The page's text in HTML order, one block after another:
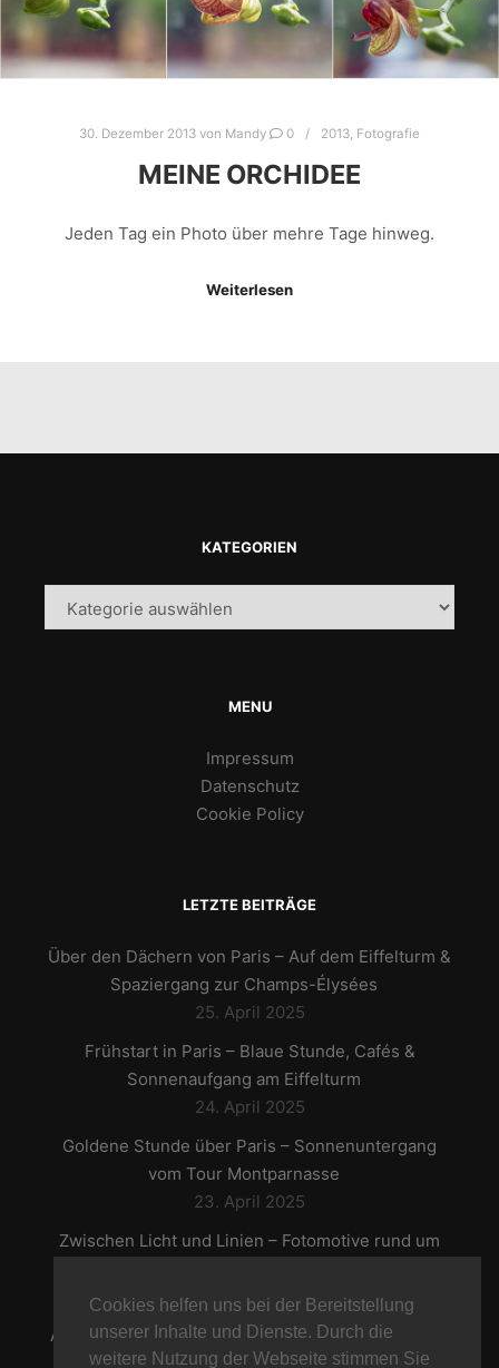
Cookies helfen uns bei der Bereitstellung
unserer Inhalte und Dienste. Durch die
weitere Nutzung der Webseite stimmen Sie
30. Dezember 2013 von Mandy 0 2013, Fotografie
MEINE ORCHIDEE
Jeden Tag ein Photo über mehre Tage hinweg.
Weiterlesen
KATEGORIEN
Kategorien
MENU
Impressum
Datenschutz
Cookie Policy
LETZTE BEITRÄGE
Über den Dächern von Paris – Auf dem Eiffelturm &
Spaziergang zur Champs-Élysées
25. April 2025
Frühstart in Paris – Blaue Stunde, Cafés &
Sonnenaufgang am Eiffelturm
24. April 2025
Goldene Stunde über Paris – Sonnenuntergang
vom Tour Montparnasse
23. April 2025
Zwischen Licht und Linien – Fotomotive rund um
22. April 2025
Auf den Spuren der Geschichte – Notre-Dame und
die Seine